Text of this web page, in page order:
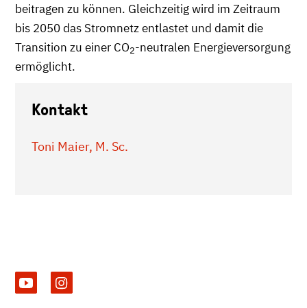
beitragen zu können. Gleichzeitig wird im Zeitraum
bis 2050 das Stromnetz entlastet und damit die
Transition zu einer CO2-neutralen Energieversorgung
ermöglicht.
Kontakt
Toni Maier, M. Sc.